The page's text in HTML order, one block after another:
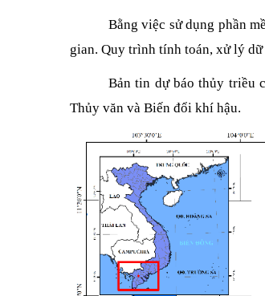
Bằng việc sử dụng phần
gian. Quy trình tính toán, xử lý
Bản tin dự báo thủy triều
Thủy văn và Biến đổi khí hậu.